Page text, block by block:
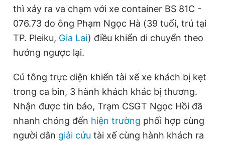
thì xảy ra va chạm với xe container BS 81C -
076.73 do ông Phạm Ngọc Hà (39 tuổi, trú tại
TP. Pleiku, Gia Lai) điều khiển di chuyển theo
hướng ngược lại.
Cú tông trực diện khiến tài xế xe khách bị kẹt
trong ca bin, 3 hành khách khác bị thương.
Nhận được tin báo, Trạm CSGT Ngọc Hồi đã
nhanh chóng đến hiện trường phối hợp cùng
người dân giải cứu tài xế cùng hành khách ra